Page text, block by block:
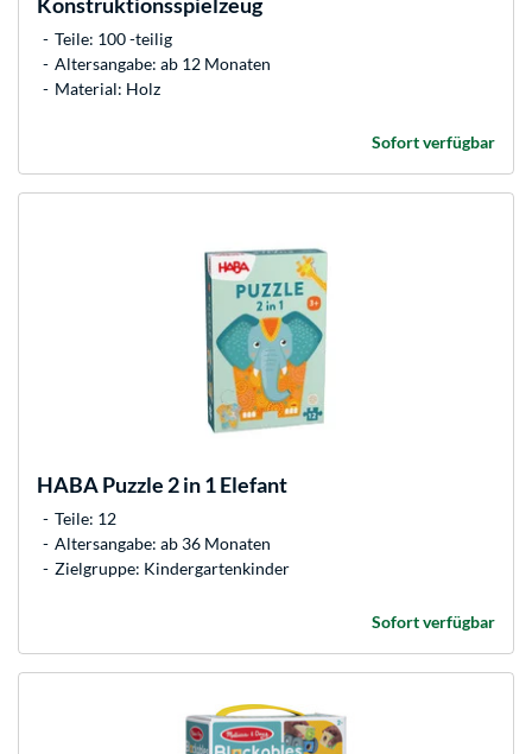
Teile: 100 -teilig
Altersangabe: ab 12 Monaten
Material: Holz
Sofort verfügbar
HABAPuzzle 2 in 1 Elefant
Teile: 12
Altersangabe: ab 36 Monaten
Zielgruppe: Kindergartenkinder
Sofort verfügbar